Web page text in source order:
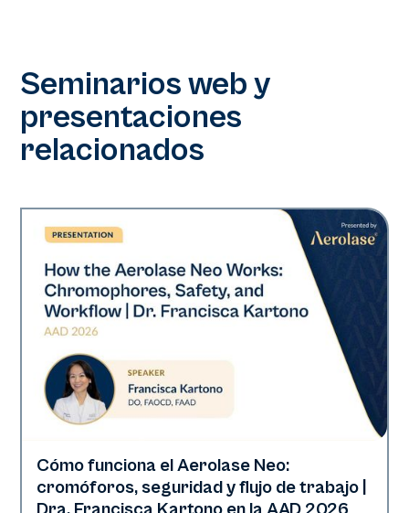
Seminarios web y
presentaciones
relacionados
Neo Elite | Presentaciones
Cómo funciona el Aerolase Neo:
cromóforos, seguridad y flujo de trabajo |